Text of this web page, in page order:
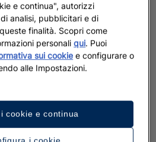
e continua", autorizzi
analisi, pubblicitari e di
finalità. Scopri come
personaliqui. Puoi
sui cookie e configurare o
alle Impostazioni.
cookie e continua